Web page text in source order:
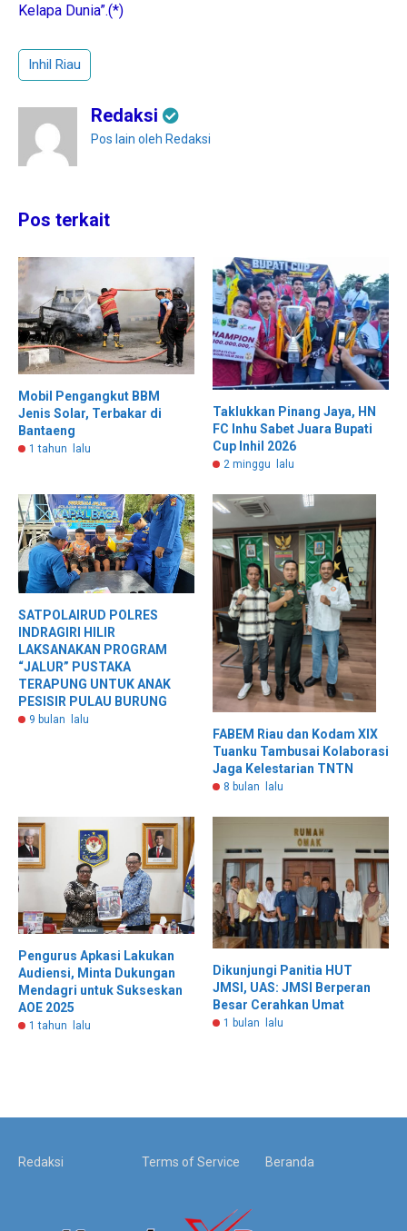
Kelapa Dunia”.(*)
Inhil Riau
Redaksi
Pos lain oleh Redaksi
Pos terkait
Mobil Pengangkut BBM
Jenis Solar, Terbakar di
Bantaeng
1 tahun lalu
Taklukkan Pinang Jaya, HN
FC Inhu Sabet Juara Bupati
Cup Inhil 2026
2 minggu lalu
SATPOLAIRUD POLRES
INDRAGIRI HILIR
LAKSANAKAN PROGRAM
“JALUR” PUSTAKA
TERAPUNG UNTUK ANAK
PESISIR PULAU BURUNG
9 bulan lalu
FABEM Riau dan Kodam XIX
Tuanku Tambusai Kolaborasi
Jaga Kelestarian TNTN
8 bulan lalu
Pengurus Apkasi Lakukan
Audiensi, Minta Dukungan
Mendagri untuk Sukseskan
AOE 2025
1 tahun lalu
Dikunjungi Panitia HUT
JMSI, UAS: JMSI Berperan
Besar Cerahkan Umat
1 bulan lalu
Redaksi Terms of Service Beranda